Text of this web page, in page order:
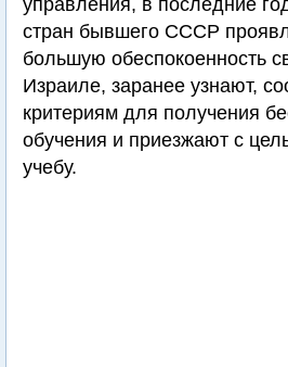
управления, в последние
стран бывшего СССР
большую обеспокоенность
Израиле, заранее узнают,
критериям для получения
обучения и приезжают с
учебу.